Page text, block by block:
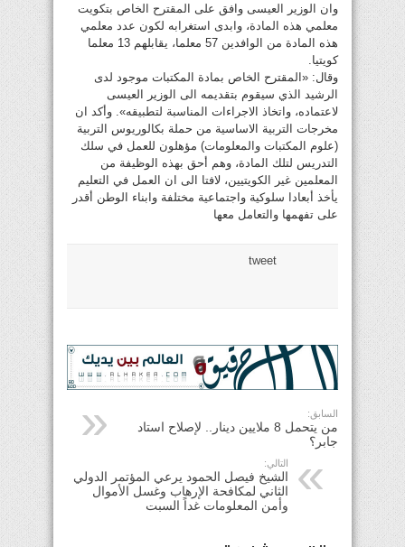
وان الوزير العيسى وافق على المقترح الخاص بتكويت
معلمي هذه المادة، وابدى استغرابه لكون عدد معلمي
هذه المادة من الوافدين 57 معلما، يقابلهم 13 معلما
كويتيا.
وقال: «المقترح الخاص بمادة المكتبات موجود لدى
الرشيد الذي سيقوم بتقديمه الى الوزير العيسى
لاعتماده، واتخاذ الاجراءات المناسبة لتطبيقه». وأكد ان
مخرجات التربية الاساسية من حملة بكالوريوس التربية
(علوم المكتبات والمعلومات) مؤهلون للعمل في سلك
التدريس لتلك المادة، وهم أحق بهذه الوظيفة من
المعلمين غير الكويتيين، لافتا الى ان العمل في التعليم
يأخذ أبعادا سلوكية واجتماعية مختلفة وابناء الوطن أقدر
على تفهمها والتعامل معها
tweet
السابق:
من يتحمل 8 ملايين دينار.. لإصلاح استاد
جابر؟
التالي:
الشيخ فيصل الحمود يرعي المؤتمر الدولي
الثاني لمكافحة الإرهاب وغسل الأموال
وأمن المعلومات غداً السبت